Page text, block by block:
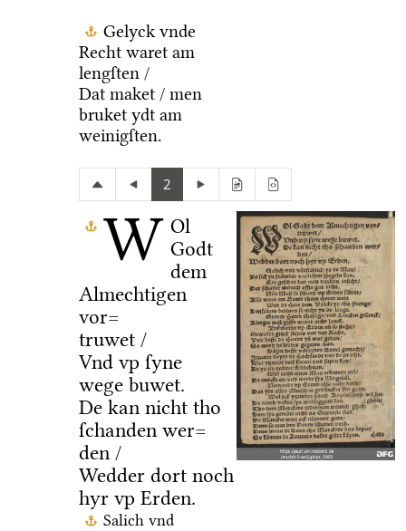
Gelyck vnde
Recht waret am
lengſten /
Dat maket / men
bruket ydt am
weinigſten.
2
W Ol
Godt
dem
Almechtigen
vor=
truwet /
Vnd vp ſyne
wege buwet.
De kan nicht tho
ſchanden wer=
den /
Wedder dort noch
hyr vp Erden.
Salich vnd